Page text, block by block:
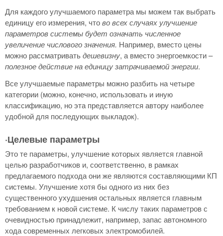
Для каждого улучшаемого параметра мы можем так выбрать
единицу его измерения, чтово всех случаях улучшение
параметров системы будет означать численное
увеличение числового значения. Например, вместо цены
можно рассматриватьдешевизну, а вместо энергоемкости –
полезное действие на единицу затрачиваемой энергии.
Все улучшаемые параметры можно разбить на четыре
категории (можно, конечно, использовать и иную
классификацию, но эта представляется автору наиболее
удобной для последующих выкладок).
·Целевые параметры
Это те параметры, улучшение которых является главной
целью разработчиков и, соответственно, в рамках
предлагаемого подхода они же являются составляющими КП
системы. Улучшение хотя бы одного из них без
существенного ухудшения остальных является главным
требованием к новой системе. К числу таких параметров с
очевидностью принадлежит, например, запас автономного
хода современных легковых электромобилей.